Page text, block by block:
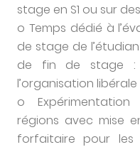
stage en S1 ou sur
o Temps dédié à
de stage de
de fin de stage :
l’organisation libérale
o Expérimentation
régions avec mise
forfaitaire pour les